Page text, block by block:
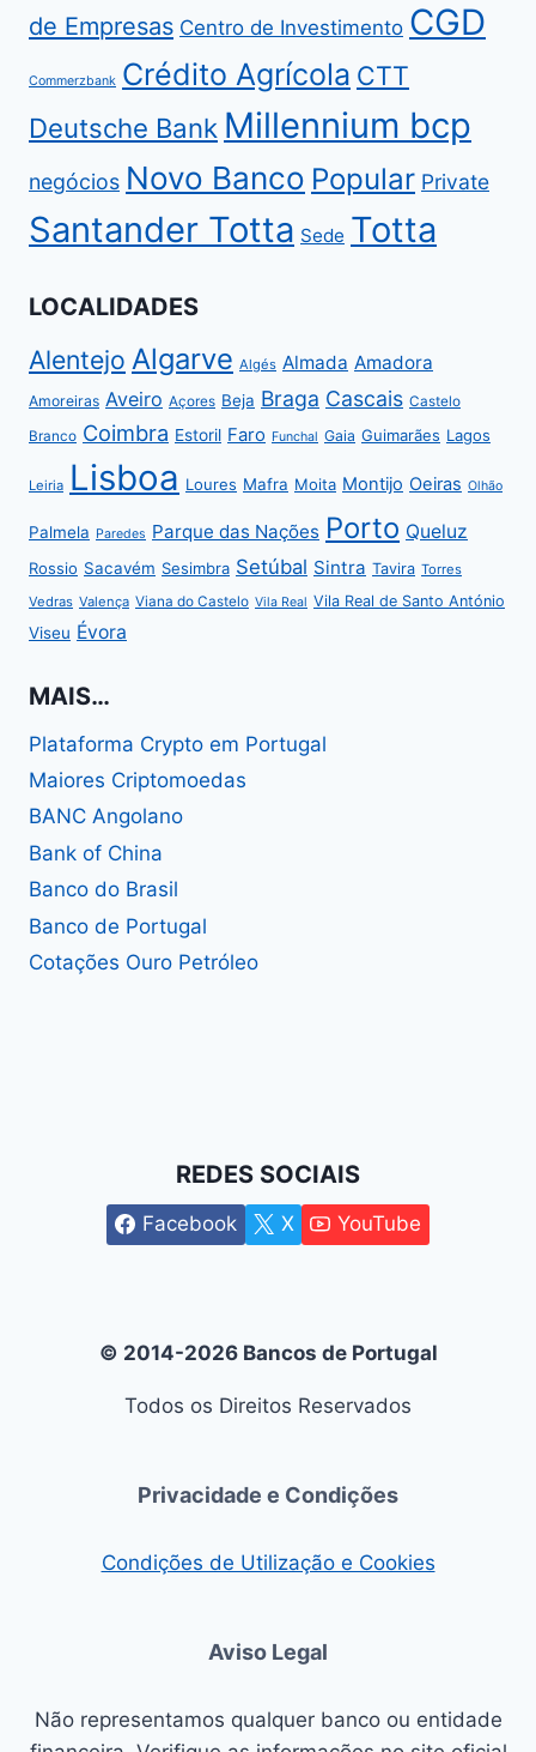
de Empresas Centro de Investimento CGD
Commerzbank Crédito Agrícola CTT
Deutsche Bank Millennium bcp
negócios Novo Banco Popular Private
Santander Totta Sede Totta
LOCALIDADES
Alentejo Algarve Algés Almada Amadora
Amoreiras Aveiro Açores Beja Braga Cascais Castelo
Branco Coimbra Estoril Faro Funchal Gaia Guimarães Lagos
Leiria Lisboa Loures Mafra Moita Montijo Oeiras Olhão
Palmela Paredes Parque das Nações Porto Queluz
Rossio Sacavém Sesimbra Setúbal Sintra Tavira Torres
Vedras Valença Viana do Castelo Vila Real Vila Real de Santo António
Viseu Évora
MAIS…
Plataforma Crypto em Portugal
Maiores Criptomoedas
BANC Angolano
Bank of China
Banco do Brasil
Banco de Portugal
Cotações Ouro Petróleo
REDES SOCIAIS
Facebook X YouTube
© 2014-2026 Bancos de Portugal
Todos os Direitos Reservados
Privacidade e Condições
Condições de Utilização e Cookies
Aviso Legal
Não representamos qualquer banco ou entidade